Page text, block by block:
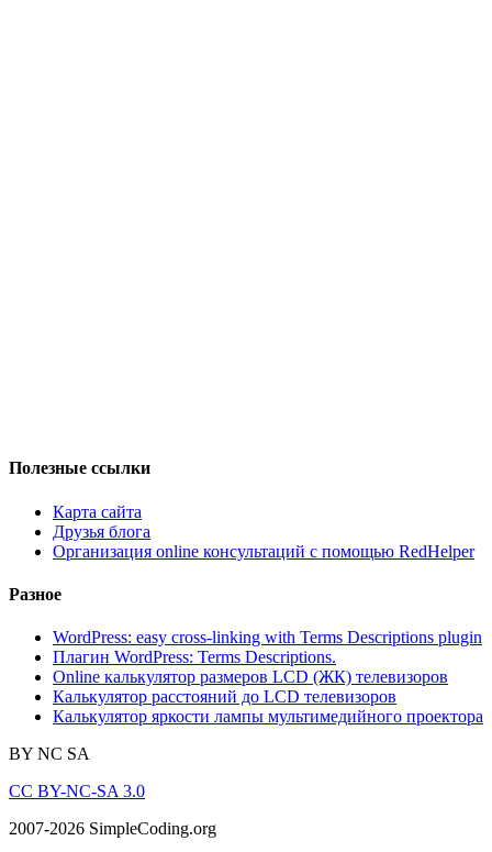
Полезные ссылки
Карта сайта
Друзья блога
Организация online консультаций с помощью RedHelper
Разное
WordPress: easy cross-linking with Terms Descriptions plugin
Плагин WordPress: Terms Descriptions.
Online калькулятор размеров LCD (ЖК) телевизоров
Калькулятор расстояний до LCD телевизоров
Калькулятор яркости лампы мультимедийного проектора
BY NC SA
CC BY-NC-SA 3.0
2007-2026 SimpleCoding.org